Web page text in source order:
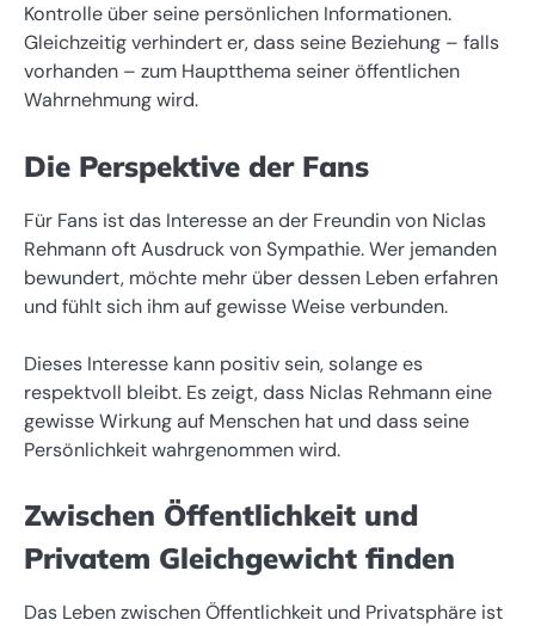
Kontrolle über seine persönlichen Informationen.
Gleichzeitig verhindert er, dass seine Beziehung – falls
vorhanden – zum Hauptthema seiner öffentlichen
Wahrnehmung wird.
Die Perspektive der Fans
Für Fans ist das Interesse an der Freundin von Niclas
Rehmann oft Ausdruck von Sympathie. Wer jemanden
bewundert, möchte mehr über dessen Leben erfahren
und fühlt sich ihm auf gewisse Weise verbunden.
Dieses Interesse kann positiv sein, solange es
respektvoll bleibt. Es zeigt, dass Niclas Rehmann eine
gewisse Wirkung auf Menschen hat und dass seine
Persönlichkeit wahrgenommen wird.
Zwischen Öffentlichkeit und
Privatem Gleichgewicht finden
Das Leben zwischen Öffentlichkeit und Privatsphäre ist